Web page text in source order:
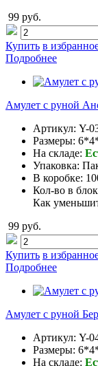
99 руб.
Купить в
Подробнее
Амулет с руной
Артикул: Y-
Размеры:
На складе:
Упаковка:
В коробке:
Кол-во в
Как
99 руб.
Купить в
Подробнее
Амулет с руной
Артикул: Y-
Размеры:
На складе: